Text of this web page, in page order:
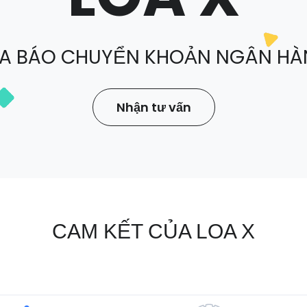
BÁO CHUYỂN KHOẢN NGÂN
Nhận tư vấn
CAM KẾT CỦA LOA X